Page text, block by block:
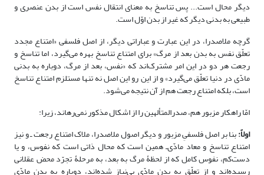
دیگر محال است... پس تناسخ به معنای انتقال نفس است از بدن عنصری و
طبیعی به بدنی دیگر که غیر از بدن اوّل است.
گرچه ملاصدرا، در این عبارت و عباراتی دیگر، از اصل فلسفی «امتناع مجدد
تعلّق نفس به بدن بعد از مرگ» برای امتناع تناسخ بهره می‌گیرد، اما تناسخ و
رجعت هر دو در این امر مشترک‌اند که «نفس، بعد از مرگ، دوباره به بدنی
مادّی در دنیا تعلّق می‌گیرد» و از این رو این اصل نه تنها مستلزم امتناع تناسخ
است، بلکه امتناع رجعت هم از آن نتیجه می‌شود.
امّا راهکار مزبور هم، صدرالمتألهین را از اشکال مذکور نمی‌رهاند، زیرا:
اولاً:بنا بر اصل فلسفیِ مزبور و دیگر اصول ملاصدرا، ملاک امتناع رجعت ـ و نیز
امتناع تناسخ و معاد مادّی‌ـ همین است که محال ذاتی است که نفوس، و یا
دست‌کم، نفوس کامل که از لحظۀ مرگ به بعد، به مرحلۀ تجرّد محض عقلانی
رسیده‌اند و از تعلّق به بدن مادّی بی‌نیاز شده‌اند، دوباره به بدن مادّی